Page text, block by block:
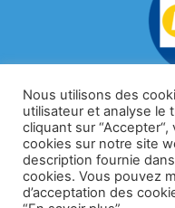
Nous utilisons des
utilisateur et analyse le
cliquant sur
cookies sur notre site
description fournie
cookies. Vous pouvez
d’acceptation des